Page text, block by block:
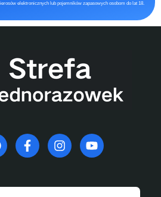
elektronicznych lub pojemników zapasowych osobom do lat 18.